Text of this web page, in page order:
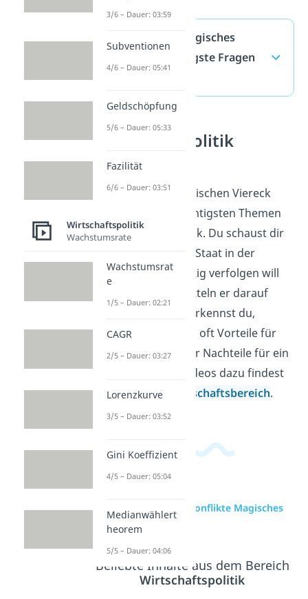
Zielkonflikte Magisches
Viereck — häufigste Fragen
(ausklappen)
Wirtschaftspolitik
verstehen
Zielkonflikte im magischen Viereck
gehören zu den wichtigsten Themen
der Wirtschaftspolitik. Du schaust dir
an, welche Ziele der Staat in der
Wirtschaft gleichzeitig verfolgen will
und mit welchen Mitteln er darauf
Einfluss nimmt. So erkennst du,
warum Maßnahmen oft Vorteile für
ein Ziel bringen, aber Nachteile für ein
anderes. Weitere Videos dazu findest
du in unserem
Wirtschaftsbereich.
zur Videoseite: Zielkonflikte Magisches
Viereck
Beliebte Inhalte aus dem Bereich
Wirtschaftspolitik
3/6 – Dauer: 03:59
Subventionen
4/6 – Dauer: 05:41
Geldschöpfung
5/6 – Dauer: 05:33
Fazilität
6/6 – Dauer: 03:51
Wirtschaftspolitik
Wachstumsrate
Wachstumsrat
e
1/5 – Dauer: 02:21
CAGR
2/5 – Dauer: 03:27
Lorenzkurve
3/5 – Dauer: 03:52
Gini Koeffizient
4/5 – Dauer: 05:04
Medianwählert
heorem
5/5 – Dauer: 04:06